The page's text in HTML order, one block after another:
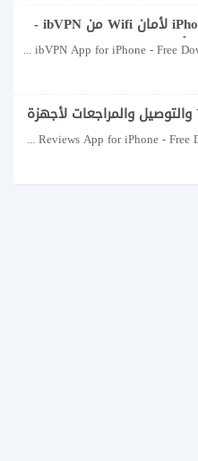
تطبيق لـ iPhone VPN لأمان Wifi من ibVPN -
تنزيل VPN مجاني لأمان Wifi من ibVPN VPN for Wifi Security by ibVPN App for iPhone - Free Download VPN for Wifi
تطبيق Yelp Food والتوصيل والمراجعات لأجهزة
iPhone - قم بتنزيل Yelp Food والتسليم Yelp Food, Delivery & Reviews App for iPhone - Free Download Yelp Food,